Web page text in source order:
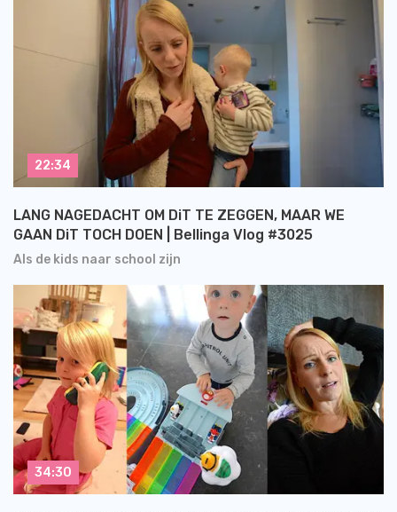
Als de kids naar school zijn
LANG NAGEDACHT OM DiT TE ZEGGEN, MAAR WE
GAAN DiT TOCH DOEN | Bellinga Vlog #3025
22:34
34:30